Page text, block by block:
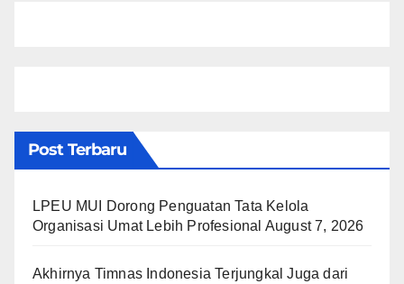
Post Terbaru
LPEU MUI Dorong Penguatan Tata Kelola
Organisasi Umat Lebih Profesional August 7, 2026
Akhirnya Timnas Indonesia Terjungkal Juga dari